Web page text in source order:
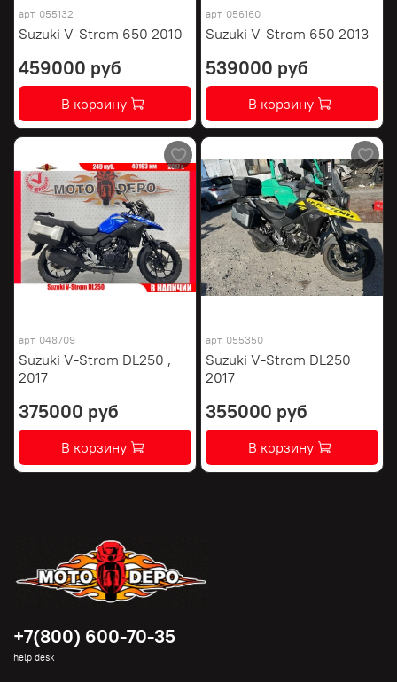
арт. 055132
Suzuki V-Strom 650 2010
459000 руб
В корзину
арт. 056160
Suzuki V-Strom 650 2013
539000 руб
В корзину
арт. 048709
Suzuki V-Strom DL250 ,
2017
375000 руб
В корзину
арт. 055350
Suzuki V-Strom DL250
2017
355000 руб
В корзину
+7(800) 600-70-35
help desk